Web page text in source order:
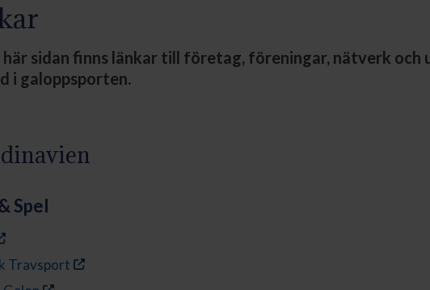
här sidan finns länkar till företag, föreningar, nätverk och
i galoppsporten.
Spel
Travsport